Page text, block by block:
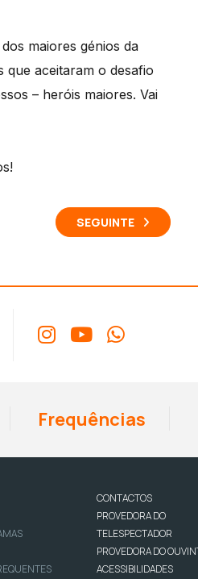
maiores génios da
aceitaram o desafio
– heróis maiores. Vai
SEGUINTE
Frequências
CONTACTOS
PROVEDORA DO
TELESPECTADOR
PROVEDORA DO
ACESSIBILIDADES